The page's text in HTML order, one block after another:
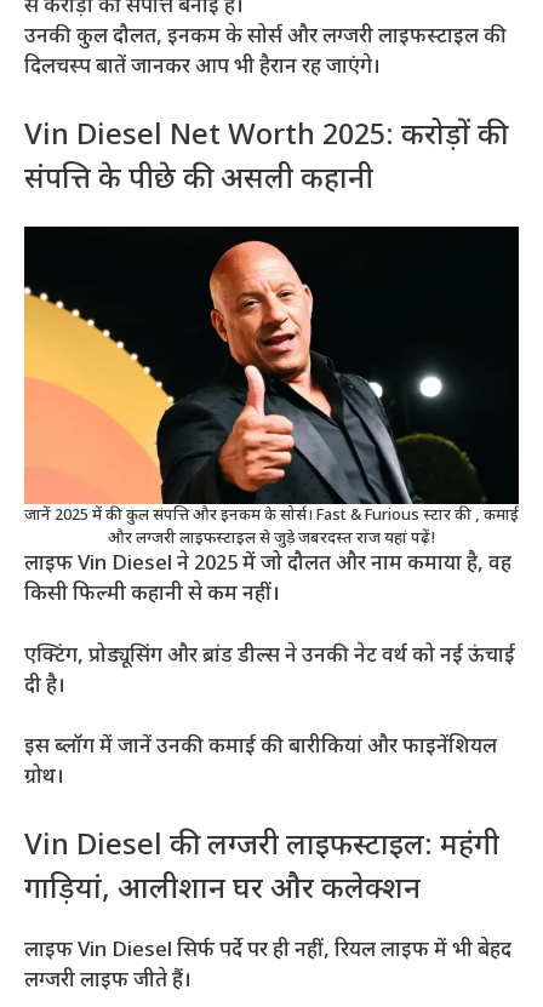
से करोड़ों की संपत्ति बनाई है।
उनकी कुल दौलत, इनकम के सोर्स और लग्जरी लाइफस्टाइल की
दिलचस्प बातें जानकर आप भी हैरान रह जाएंगे।
Vin Diesel Net Worth 2025: करोड़ों की
संपत्ति के पीछे की असली कहानी
जानें 2025 में की कुल संपत्ति और इनकम के सोर्स। Fast & Furious स्टार की , कमाई
और लग्जरी लाइफस्टाइल से जुड़े जबरदस्त राज यहां पढ़ें!
लाइफ Vin Diesel ने 2025 में जो दौलत और नाम कमाया है, वह
किसी फिल्मी कहानी से कम नहीं।
एक्टिंग, प्रोड्यूसिंग और ब्रांड डील्स ने उनकी नेट वर्थ को नई ऊंचाई
दी है।
इस ब्लॉग में जानें उनकी कमाई की बारीकियां और फाइनेंशियल
ग्रोथ।
Vin Diesel की लग्जरी लाइफस्टाइल: महंगी
गाड़ियां, आलीशान घर और कलेक्शन
लाइफ Vin Diesel सिर्फ पर्दे पर ही नहीं, रियल लाइफ में भी बेहद
लग्जरी लाइफ जीते हैं।